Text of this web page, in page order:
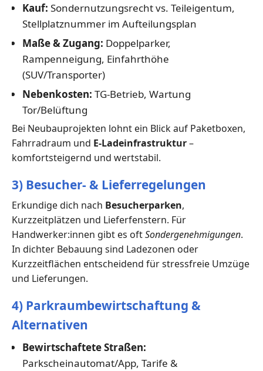
Kauf: Sondernutzungsrecht vs. Teileigentum,
Stellplatznummer im Aufteilungsplan
Maße & Zugang: Doppelparker,
Rampenneigung, Einfahrthöhe
(SUV/Transporter)
Nebenkosten: TG-Betrieb, Wartung
Tor/Belüftung
Bei Neubauprojekten lohnt ein Blick auf Paketboxen,
Fahrradraum und E-Ladeinfrastruktur–
komfortsteigernd und wertstabil.
3) Besucher- & Lieferregelungen
Erkundige dich nach Besucherparken,
Kurzzeitplätzen und Lieferfenstern. Für
Handwerker:innen gibt es oftSondergenehmigungen.
In dichter Bebauung sind Ladezonen oder
Kurzzeitflächen entscheidend für stressfreie Umzüge
und Lieferungen.
4) Parkraumbewirtschaftung &
Alternativen
Bewirtschaftete Straßen:
Parkscheinautomat/App, Tarife &